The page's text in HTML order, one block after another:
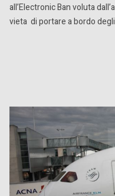
all’Electronic Ban voluta
vieta di portare a bordo